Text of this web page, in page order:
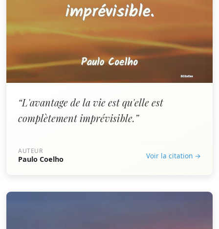
“L'avantage de la vie est qu'elle est
complètement imprévisible.”
AUTEUR
Paulo Coelho Voir la citation →